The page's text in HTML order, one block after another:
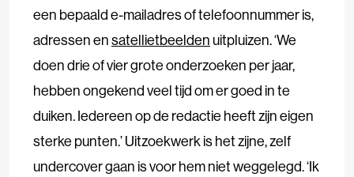
een bepaald e-mailadres of telefoonnummer is,
adressen ensatellietbeelden uitpluizen. ‘We
doen drie of vier grote onderzoeken per jaar,
hebben ongekend veel tijd om er goed in te
duiken. Iedereen op de redactie heeft zijn eigen
sterke punten.’ Uitzoekwerk is het zijne, zelf
undercover gaan is voor hem niet weggelegd. ‘Ik